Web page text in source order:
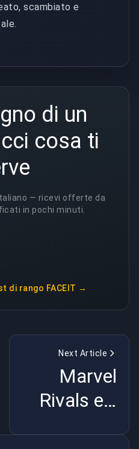
scambiato e
di un
cosa ti
— ricevi offerte da
in pochi minuti.
di rango FACEIT →
Next Article
Marvel
Rivals e il